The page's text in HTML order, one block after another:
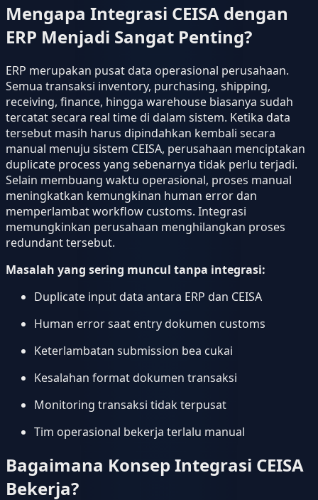
Mengapa Integrasi CEISA dengan
ERP Menjadi Sangat Penting?
ERP merupakan pusat data operasional perusahaan.
Semua transaksi inventory, purchasing, shipping,
receiving, finance, hingga warehouse biasanya sudah
tercatat secara real time di dalam sistem. Ketika data
tersebut masih harus dipindahkan kembali secara
manual menuju sistem CEISA, perusahaan menciptakan
duplicate process yang sebenarnya tidak perlu terjadi.
Selain membuang waktu operasional, proses manual
meningkatkan kemungkinan human error dan
memperlambat workflow customs. Integrasi
memungkinkan perusahaan menghilangkan proses
redundant tersebut.
Masalah yang sering muncul tanpa integrasi:
Duplicate input data antara ERP dan CEISA
Human error saat entry dokumen customs
Keterlambatan submission bea cukai
Kesalahan format dokumen transaksi
Monitoring transaksi tidak terpusat
Tim operasional bekerja terlalu manual
Bagaimana Konsep Integrasi CEISA
Bekerja?